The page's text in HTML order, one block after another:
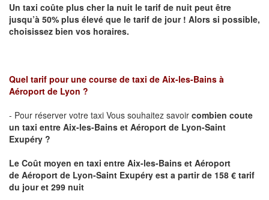
Un taxi coûte plus cher la nuit le tarif de nuit peut être
jusqu’à 50% plus élevé que le tarif de jour ! Alors si possible,
choisissez bien vos horaires.
Quel tarif pour une course de taxi de Aix-les-Bains à
Aéroport de Lyon ?
- Pour réserver votre taxi Vous souhaitez savoir combien coute
un taxi entre Aix-les-Bains et Aéroport de Lyon-Saint
Exupéry ?
Le Coût moyen en taxi entre Aix-les-Bains et Aéroport
de Aéroport de Lyon-Saint Exupéry est a partir de 158 € tarif
du jour et 299 nuit